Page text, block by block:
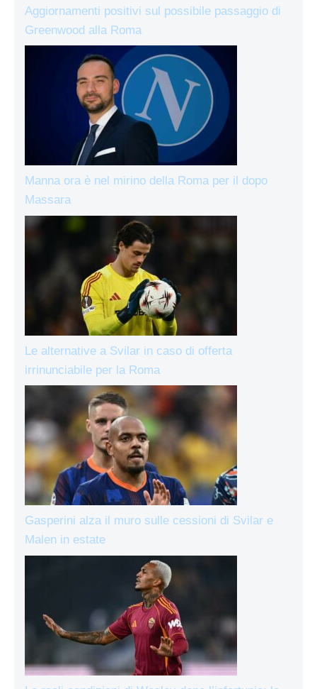
Aggiornamenti positivi sul possibile passaggio di
Greenwood alla Roma
Manna ora è nel mirino della Roma per il dopo
Massara
Le alternative a Svilar in caso di offerta
irrinunciabile per la Roma
Gasperini alza il muro sulle cessioni di Svilar e
Malen in estate